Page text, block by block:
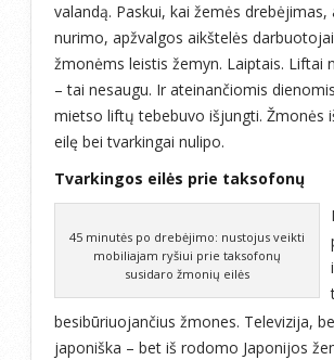
valandą. Paskui, kai žemės drebėjimas,
nurimo, apžvalgos aikštelės
žmonėms leistis žemyn. Laiptais. Liftai
– tai nesaugu. Ir ateinančiomis
mietso liftų tebebuvo išjungti. Žmonės
eilę bei tvarkingai nulipo.
Tvarkingos eilės prie taksofonų
45 minutės po drebėjimo: nustojus veikti
mobiliajam ryšiui prie taksofonų
susidaro žmonių eilės
besibūriuojančius žmones. Televizija,
japoniška – bet iš rodomo Japonijos